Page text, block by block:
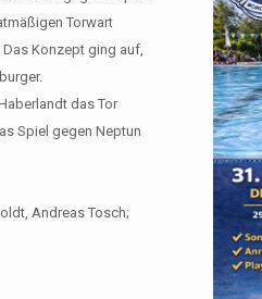
Torwart
Konzept ging auf,
das Tor
Spiel gegen Neptun
Andreas Tosch;